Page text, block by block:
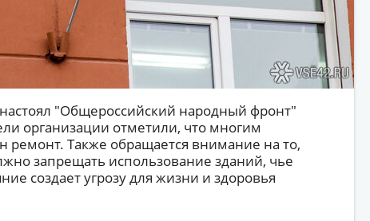
"Общероссийский народный фронт"
организации отметили, что многим
Также обращается внимание на то,
запрещать использование зданий, чье
создает угрозу для жизни и здоровья